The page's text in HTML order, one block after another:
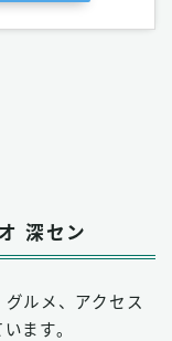
深セン
ルメ、アクセス
ます。